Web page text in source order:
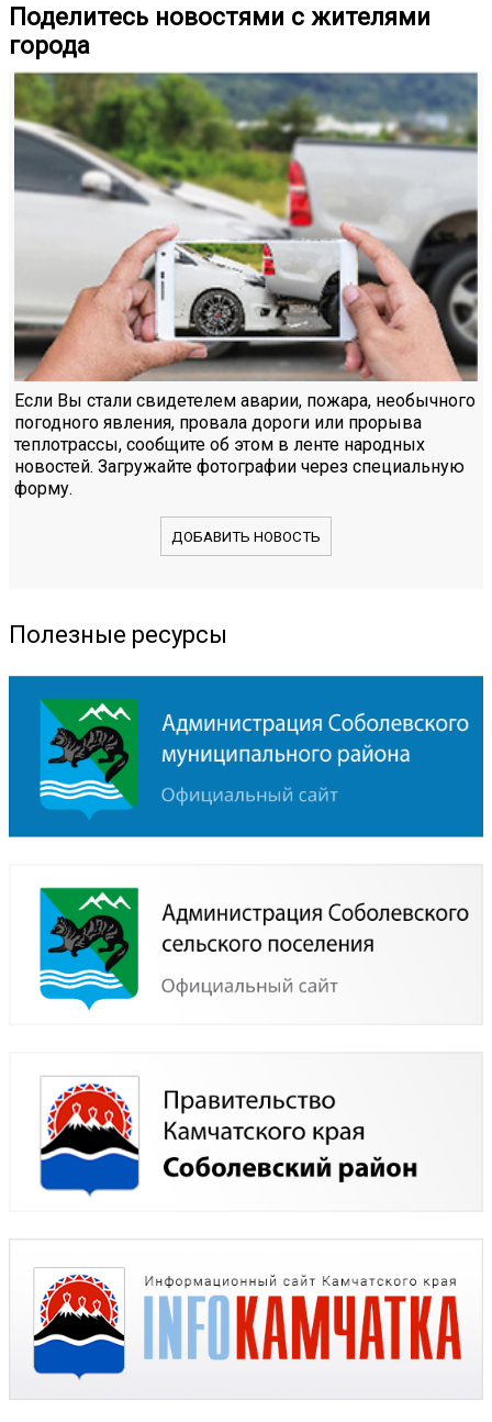
Поделитесь новостями с жителями
города
Если Вы стали свидетелем аварии, пожара, необычного
погодного явления, провала дороги или прорыва
теплотрассы, сообщите об этом в ленте народных
новостей. Загружайте фотографии через специальную
форму.
ДОБАВИТЬ НОВОСТЬ
Полезные ресурсы